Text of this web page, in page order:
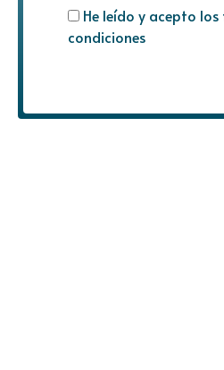
He leído y acepto
condiciones